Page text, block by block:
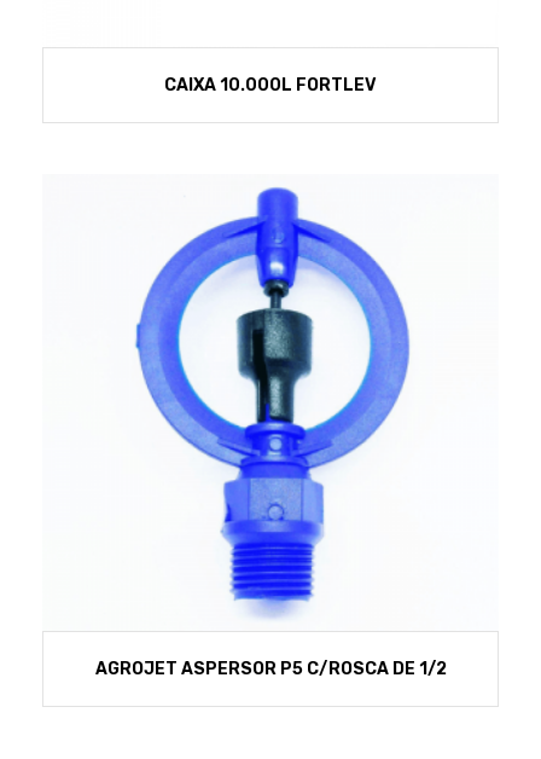
CAIXA 10.000L FORTLEV
AGROJET ASPERSOR P5 C/ROSCA DE 1/2